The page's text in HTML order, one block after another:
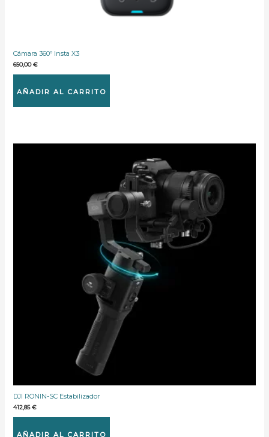
Cámara 360º Insta X3
650,00€
AÑADIR AL CARRITO
DJI RONIN-SC Estabilizador
412,85€
AÑADIR AL CARRITO